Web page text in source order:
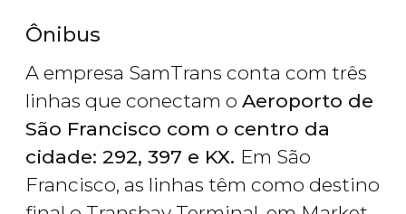
Ônibus
A empresa SamTrans conta com três
linhas que conectam o Aeroporto de
São Francisco com o centro da
cidade: 292, 397 e KX. Em São
Francisco, as linhas têm como destino